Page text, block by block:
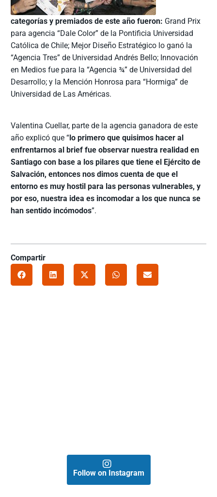
categorías y premiados de este año fueron: Grand Prix
para agencia “Dale Color” de la Pontificia Universidad
Católica de Chile; Mejor Diseño Estratégico lo ganó la
“Agencia Tres” de Universidad Andrés Bello; Innovación
en Medios fue para la “Agencia ¾” de Universidad del
Desarrollo; y la Mención Honrosa para “Hormiga” de
Universidad de Las Américas.
Valentina Cuellar, parte de la agencia ganadora de este
año explicó que “lo primero que quisimos hacer al
enfrentarnos al brief fue observar nuestra realidad en
Santiago con base a los pilares que tiene el Ejército de
Salvación, entonces nos dimos cuenta de que el
entorno es muy hostil para las personas vulnerables, y
por eso, nuestra idea es incomodar a los que nunca se
han sentido incómodos”.
Compartir
Follow on Instagram